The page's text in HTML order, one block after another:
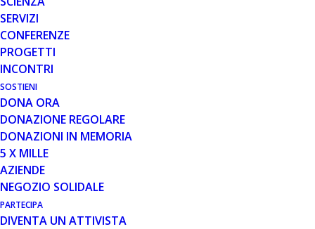
SERVIZI
CONFERENZE
PROGETTI
INCONTRI
SOSTIENI
DONA ORA
DONAZIONE REGOLARE
DONAZIONI IN MEMORIA
5 X MILLE
AZIENDE
NEGOZIO SOLIDALE
PARTECIPA
DIVENTA UN ATTIVISTA
INVALIDANTI
Il Coordinamento Associazioni Malattie Neuromuscolari
rappresenta persone con patologie che per le proprie
caratteristiche sono di lunga durata e possono
accompagnarsi a progressiva disabilità, richiedendo
spesso terapie e assistenza molto complesse e da
ripetersi frequentemente.